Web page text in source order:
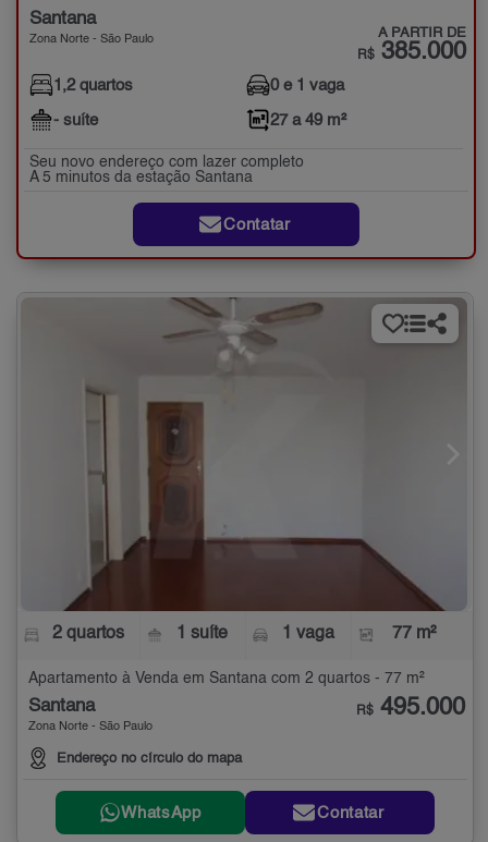
Santana
Zona Norte - São Paulo A PARTIR DE
R$ 385.000
1,2 quartos
- suíte
0 e 1 vaga
27 a 49 m²
Seu novo endereço com lazer completo
A 5 minutos da estação Santana
Contatar
2 quartos 1 suíte 1 vaga 77 m²
Apartamento à Venda em Santana com 2 quartos - 77 m²
Santana
Zona Norte - São Paulo
Endereço no círculo do mapa
R$ 495.000
WhatsApp Contatar